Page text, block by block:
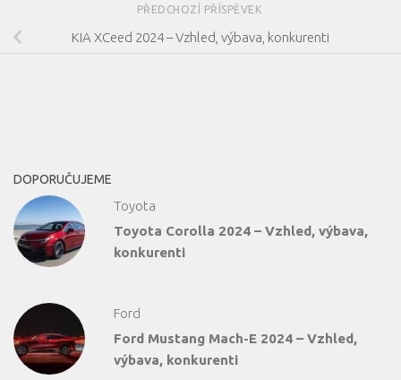
PŘEDCHOZÍ PŘÍSPĚVEK
KIA XCeed 2024 – Vzhled, výbava, konkurenti
DOPORUČUJEME
Toyota
Toyota Corolla 2024 – Vzhled, výbava,
konkurenti
Ford
Ford Mustang Mach-E 2024 – Vzhled,
výbava, konkurenti